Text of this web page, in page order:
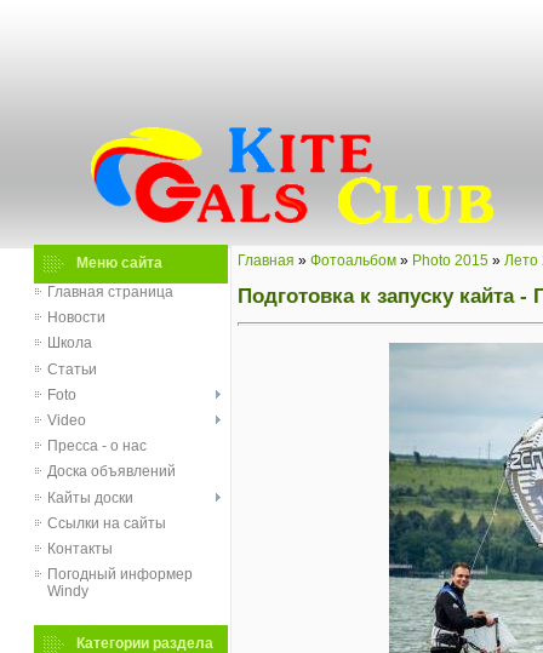
Меню сайта
Главная страница
Новости
Школа
Статьи
Foto
Video
Пресса - о нас
Доска объявлений
Кайты доски
Ссылки на сайты
Контакты
Погодный информер
Windy
Категории раздела
Главная » Фотоальбом » Photo 2015 » Лето
Подготовка к запуску кайта -